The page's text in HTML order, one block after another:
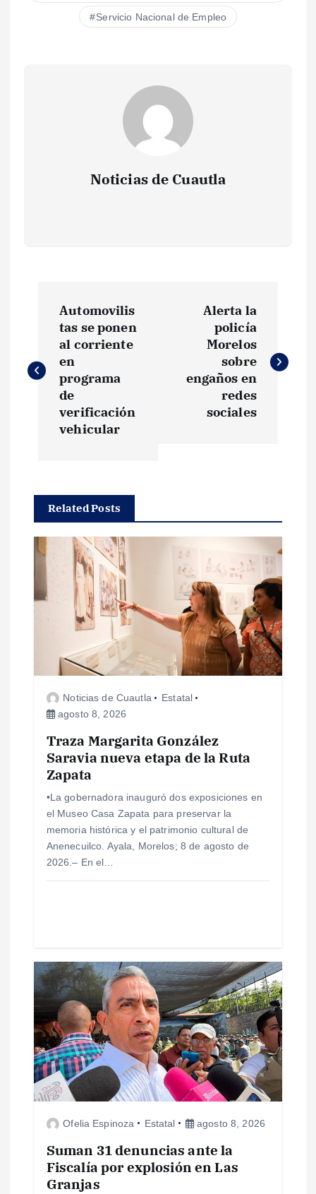
Servicio Nacional de Empleo
Noticias de Cuautla
v
c
n
e
s
Automovilis
tas se ponen
al corriente
en
programa
de
verificación
vehicular
Alerta la
policía
Morelos
sobre
engaños en
redes
sociales
Related Posts
Noticias de Cuautla
Estatal
agosto 8, 2026
Traza Margarita González
Saravia nueva etapa de la Ruta
Zapata
•La gobernadora inauguró dos exposiciones en
el Museo Casa Zapata para preservar la
memoria histórica y el patrimonio cultural de
Anenecuilco. Ayala, Morelos; 8 de agosto de
2026.– En el…
Ofelia Espinoza Estatal agosto 8, 2026
Suman 31 denuncias ante la
Fiscalía por explosión en Las
Granjas